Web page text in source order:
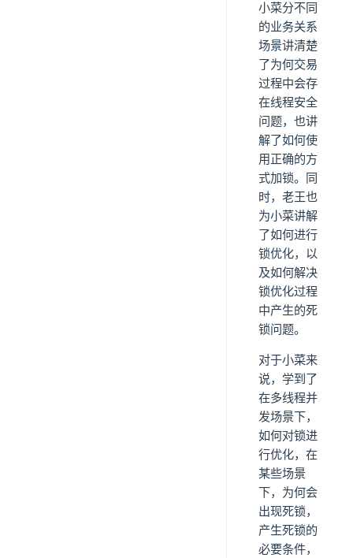
小菜分不同
的业务关系
场景讲清楚
了为何交易
过程中会存
在线程安全
问题，也讲
解了如何使
用正确的方
式加锁。同
时，老王也
为小菜讲解
了如何进行
锁优化，以
及如何解决
锁优化过程
中产生的死
锁问题。
对于小菜来
说，学到了
在多线程并
发场景下，
如何对锁进
行优化，在
某些场景
下，为何会
出现死锁，
产生死锁的
必要条件，